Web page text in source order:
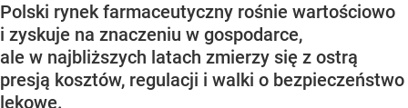
Polski rynek farmaceutyczny rośnie wartościowo
i zyskuje na znaczeniu w gospodarce,
ale w najbliższych latach zmierzy się z ostrą
presją kosztów, regulacji i walki o bezpieczeństwo
lekowe.